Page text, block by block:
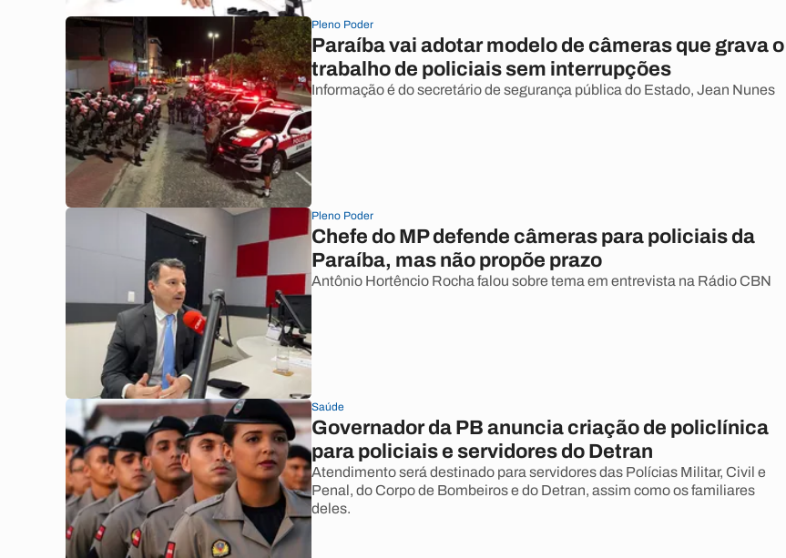
Pleno Poder
Paraíba vai adotar modelo de câmeras que grava o
trabalho de policiais sem interrupções
Informação é do secretário de segurança pública do Estado, Jean Nunes
Pleno Poder
Chefe do MP defende câmeras para policiais da
Paraíba, mas não propõe prazo
Antônio Hortêncio Rocha falou sobre tema em entrevista na Rádio CBN
Saúde
Governador da PB anuncia criação de policlínica
para policiais e servidores do Detran
Atendimento será destinado para servidores das Polícias Militar, Civil e
Penal, do Corpo de Bombeiros e do Detran, assim como os familiares
deles.